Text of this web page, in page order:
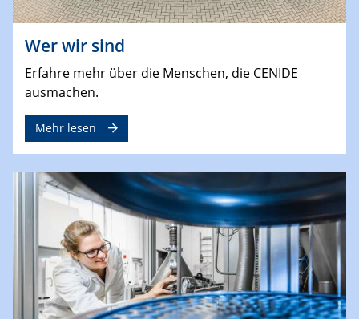
Wer wir sind
Erfahre mehr über die Menschen, die CENIDE
ausmachen.
Mehr lesen